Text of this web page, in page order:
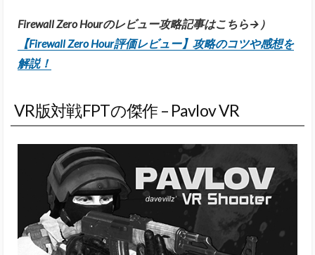
Firewall Zero Hourのレビュー攻略記事はこちら→）
【Firewall Zero Hour評価レビュー】攻略のコツや感想を
解説！
VR版対戦FPTの傑作 – Pavlov VR